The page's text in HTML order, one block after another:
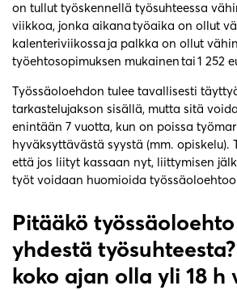
on tullut työskennellä työsuhteessa
viikkoa, jonka aikana työaika on ollut
kalenteriviikossa ja palkka on ollut
työehtosopimuksen mukainen tai 1 252
Työssäoloehdon tulee tavallisesti
tarkastelujakson sisällä, mutta sitä
enintään 7 vuotta, kun on poissa
hyväksyttävästä syystä (mm. opiskelu).
että jos liityt kassaan nyt, liittymisen
työt voidaan huomioida
Pitääkö
yhdestä
koko ajan olla yli 18 h